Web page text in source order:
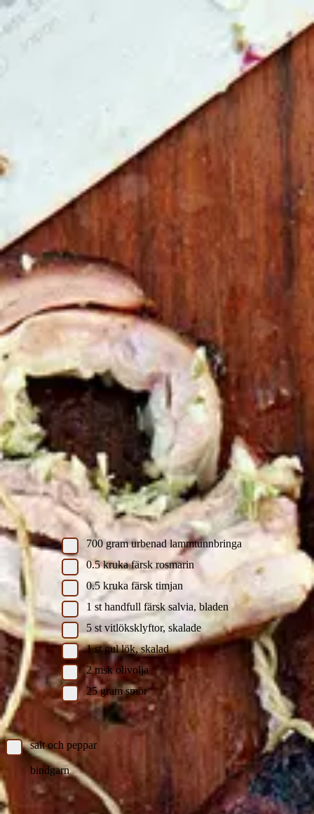
Google Translate
Gå till sök sidan
Öppna menyn
Hem
/
Recept
/
Lammtunnbringa med örter och vitlök
Lammtunnbringa med örter och vitlök
Lammtunnbringa med örter och vitlök
Skriv ut recept
Ingredienser
Lammtunnbringa med örter och vitlök
700 gram urbenad lammtunnbringa
0.5 kruka färsk rosmarin
0.5 kruka färsk timjan
1 st handfull färsk salvia, bladen
5 st vitlöksklyftor, skalade
1 st gul lök, skalad
2 msk olivolja
25 gram smör
Övrigt:
salt och peppar
bindgarn
Instruktioner